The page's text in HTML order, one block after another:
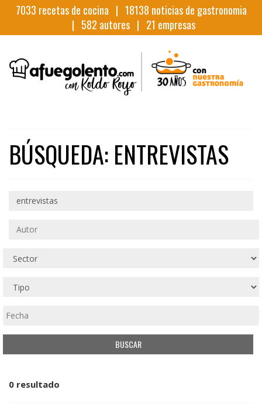
7033 recetas de cocina | 18138 noticias de gastronomia
| 582 autores | 21 empresas
BÚSQUEDA: ENTREVISTAS
0 resultado